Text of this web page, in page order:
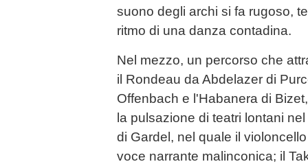
suono degli archi si fa rugoso,
ritmo di una danza contadina.
Nel mezzo, un percorso che
il Rondeau da Abdelazer di
Offenbach e l'Habanera di
la pulsazione di teatri lontani
di Gardel, nel quale il
voce narrante malinconica; il